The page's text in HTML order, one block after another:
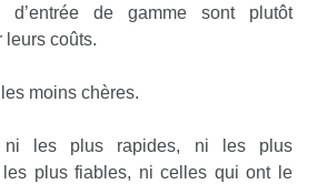
d’entrée de gamme sont plutôt
leurs coûts.
moins chères.
les plus rapides, ni les plus
les plus fiables, ni celles qui ont le